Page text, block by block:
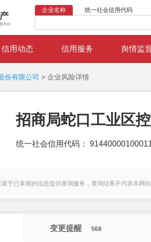
企业名称 统一社会信用代码
信用动态 信用服务 舆情监
份有限公司 > 企业风险详情
招商局蛇口工业区
统一社会信用代码：
于已掌握的信息提供查询服务，查询结果不代表本网
变更提醒 568